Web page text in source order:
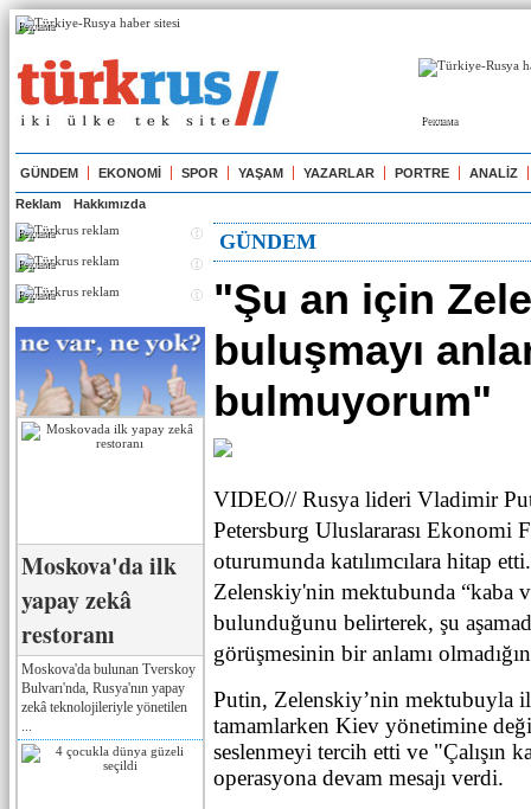
Реклама
Реклама
GÜNDEM EKONOMİ SPOR YAŞAM YAZARLAR PORTRE ANALİZ
Reklam Hakkımızda
Реклама
Реклама
Реклама
Moskova'da ilk
yapay zekâ
restoranı
Moskova'da bulunan Tverskoy
Bulvarı'nda, Rusya'nın yapay
zekâ teknolojileriyle yönetilen
GÜNDEM
"Şu an için
buluşmayı
bulmuyorum"
VIDEO// Rusya lideri Vladimir
Petersburg Uluslararası Ekonomi
oturumunda katılımcılara hitap
Zelenskiy'nin mektubunda “kaba
bulunduğunu belirterek, şu
görüşmesinin bir anlamı
Putin, Zelenskiy’nin mektubuyla
tamamlarken Kiev yönetimine
seslenmeyi tercih etti ve "Çalışın
operasyona devam mesajı verdi.